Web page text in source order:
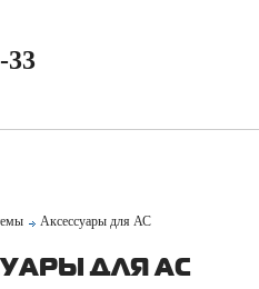
33
Аксессуары для АС
ДЛЯ АС